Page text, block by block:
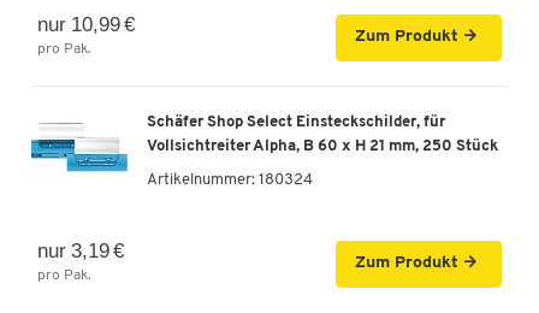
22,99 €
+
nur 10,99 €
pro Pak.
Zum Produkt
Schäfer Shop Select Einsteckschilder, für
Vollsichtreiter Alpha, B 60 x H 21 mm, 250 Stück
Artikelnummer: 180324
nur 3,19 €
pro Pak.
Zum Produkt